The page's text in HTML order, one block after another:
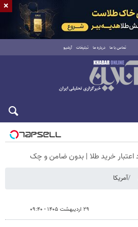
تماس با ما درباره ما تبلیغات آرشیو
آمریکا
۲۹ اردیبهشت ۱۴۰۵ - ۰۹:۴۰
×